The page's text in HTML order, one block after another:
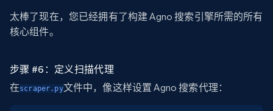
太棒了现在，您已经拥有了构建 Agno 搜索引擎所需的所有
核心组件。
步骤 #6：定义扫描代理
在scraper.py文件中，像这样设置 Agno 搜索代理：